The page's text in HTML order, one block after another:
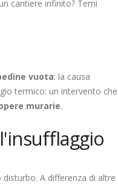
cantiere infinito? Temi
vuota: la causa
termico: un intervento che
murarie.
A differenza di altre